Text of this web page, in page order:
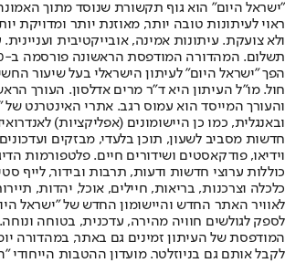
"ישראל היום" הוא גוף תקשורת שנוסד מתוך
ראוי לעיתונות טובה יותר, מאוזנת יותר ומדויקת
ולא צועקת. עיתונות אמינה, אובייקטיבית
הפך "ישראל היום" לעיתון הישראלי בעל שיעור
חול. מו"ל העיתון היא ד"ר מרים אדלסון. העורך
והעורך המייסד הוא עמוס רגב. אתרי האינטרנט
חדשות מסביב לשעון, תוכן בלעדי, מבזקים
וידיאו, פודקאסטים ושידורים חיים. פלטפורמות
כוללות ערוצי חדשות ודעות, תרבות ובידור, לייף
לאוויר האתר החדש והיישומון החדש של "ישראל
לספק לגולשים חוויה מהירה, עדכנית, בטוחה
המודפסת של העיתון זמינים גם באתר, במהדורה
לקבל אותם גם בניוזלטר. מועדון ההטבות הייחודי